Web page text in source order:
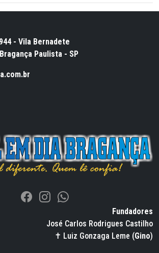
- Vila Bernadete
Paulista - SP
Fundadores
José Carlos Rodrigues Castilho
✝ Luiz Gonzaga Leme (Gino)